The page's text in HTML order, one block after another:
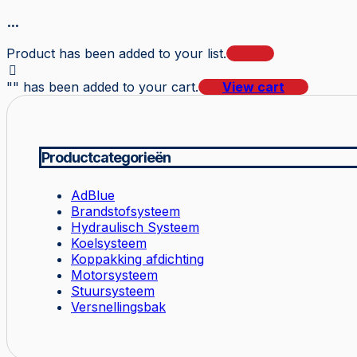
...
Product has been added to your list.
"" has been added to your cart. View cart
Productcategorieën
AdBlue
Brandstofsysteem
Hydraulisch Systeem
Koelsysteem
Koppakking afdichting
Motorsysteem
Stuursysteem
Versnellingsbak